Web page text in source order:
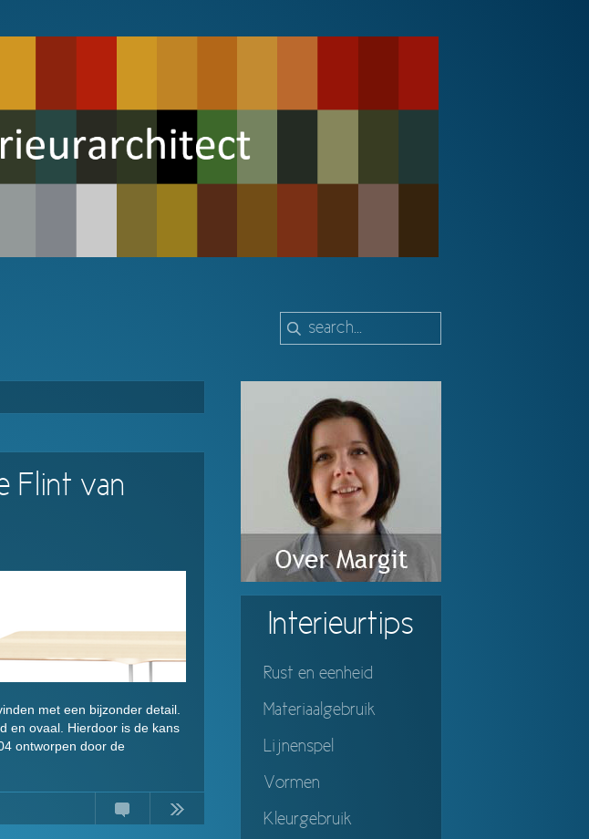
Flint van
met een bijzonder detail.
en ovaal. Hierdoor is de kans
ontworpen door de
Continue
Interieurtips
Rust en eenheid
Materiaalgebruik
Lijnenspel
Vormen
Kleurgebruik